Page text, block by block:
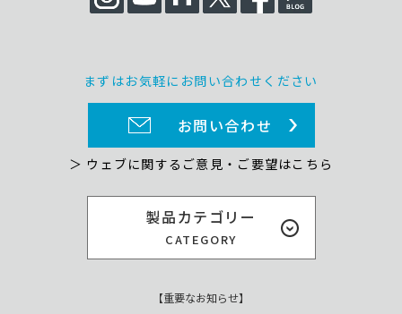
製品カテゴリー
CATEGORY
まずはお気軽にお問い合わせください
お問い合わせ
＞ ウェブに関するご意見・ご要望はこちら
【重要なお知らせ】